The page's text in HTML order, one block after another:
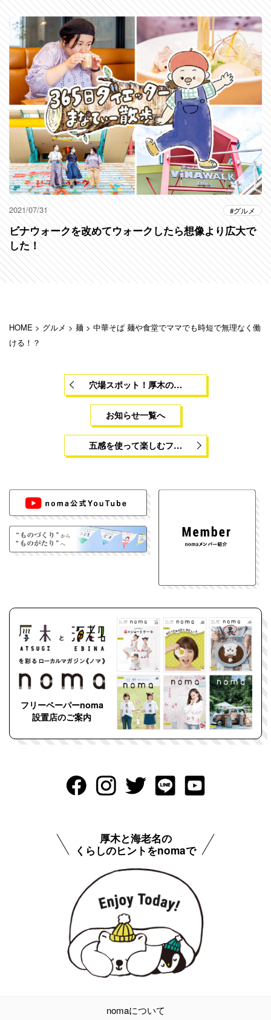
2021/07/31 グルメ
ビナウォークを改めてウォークしたら想像より広大で
した！
HOME > グルメ > 麺 > 中華そば 麺や食堂でママでも時短で無理なく働
ける！？
穴場スポット！厚木の…
お知らせ一覧へ
五感を使って楽しむフ…
フリーペーパーnoma
設置店のご案内
厚木と海老名の
くらしのヒントをnomaで
nomaについて